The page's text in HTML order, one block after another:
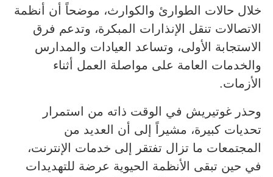
خلال حالات الطوارئ والكوارث، موضحاً أن أنظمة
الاتصالات تنقل الإنذارات المبكرة، وتدعم فرق
الاستجابة الأولى، وتساعد العيادات والمدارس
والخدمات العامة على مواصلة العمل أثناء
الأزمات.
وحذر غوتيريش في الوقت ذاته من استمرار
تحديات كبيرة، مشيراً إلى أن العديد من
المجتمعات ما تزال تفتقر إلى خدمات الإنترنت،
في حين تبقى الأنظمة الحيوية عرضة للتهديدات